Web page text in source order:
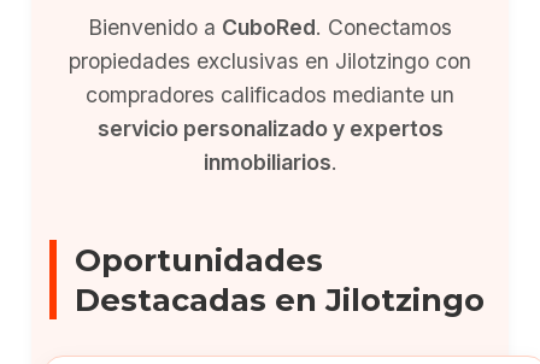
Bienvenido a CuboRed. Conectamos
propiedades exclusivas en Jilotzingo con
compradores calificados mediante un
servicio personalizado y expertos
inmobiliarios.
Oportunidades
Destacadas en Jilotzingo